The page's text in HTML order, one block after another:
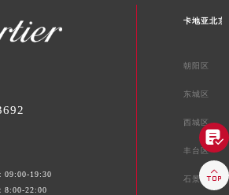
09:00-19:30
8:00-22:00
卡地亚北京
朝阳区
东城区
西城区
丰台区
石景山区

